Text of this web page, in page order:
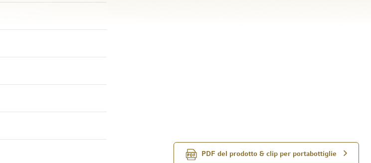
PDF del prodotto & clip per portabottiglie